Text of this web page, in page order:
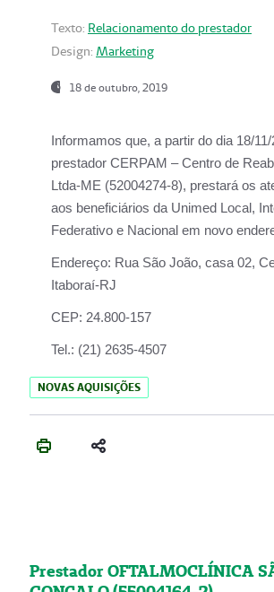
Texto: Relacionamento do prestador
Design: Marketing
18 de outubro, 2019
Informamos que, a partir do dia 18/
prestador CERPAM – Centro de
Ltda-ME (52004274-8), prestará os
aos beneficiários da Unimed Local,
Federativo e Nacional em novo
Endereço: Rua São João, casa 02,
Itaboraí-RJ
CEP: 24.800-157
Tel.: (21) 2635-4507
NOVAS AQUISIÇÕES
Prestador OFTALMOCLÍNICA